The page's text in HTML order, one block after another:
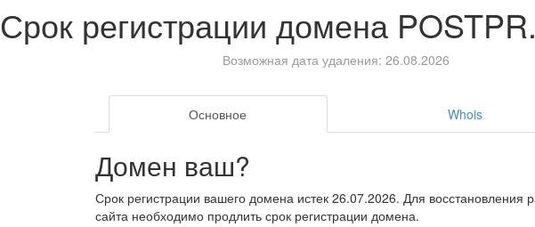
Срок регистрации домена
Возможная дата удаления: 26.08.2026
Основное Whois
Домен ваш?
Срок регистрации вашего домена истек 26.07.2026. Для восстановления
сайта необходимо продлить срок регистрации домена.